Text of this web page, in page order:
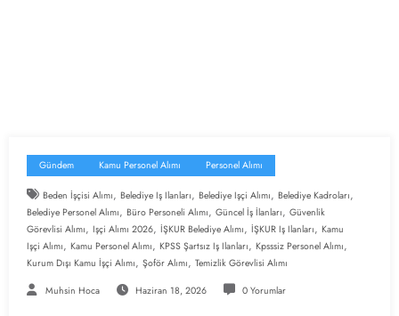
Gündem Kamu Personel Alımı Personel Alımı
Beden İşçisi Alımı, Belediye Iş Ilanları, Belediye Işçi Alımı, Belediye Kadroları,
Belediye Personel Alımı, Büro Personeli Alımı, Güncel İş İlanları, Güvenlik
Görevlisi Alımı, Işçi Alımı 2026, İŞKUR Belediye Alımı, İŞKUR Iş Ilanları, Kamu
Işçi Alımı, Kamu Personel Alımı, KPSS Şartsız Iş Ilanları, Kpsssiz Personel Alımı,
Kurum Dışı Kamu İşçi Alımı, Şoför Alımı, Temizlik Görevlisi Alımı
Muhsin Hoca Haziran 18, 2026 0 Yorumlar